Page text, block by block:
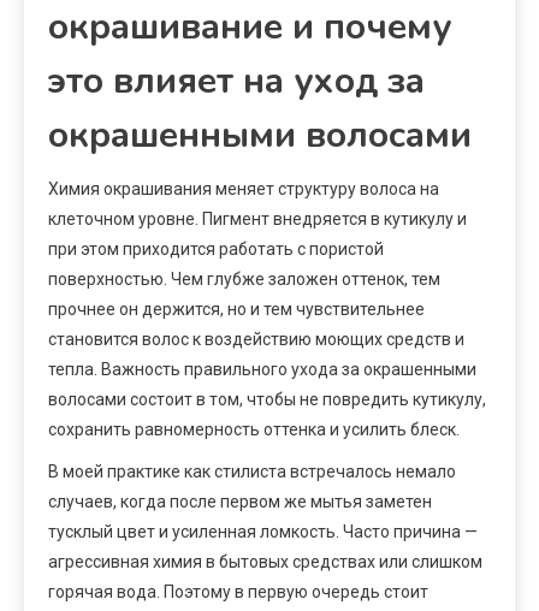
окрашивание и почему
это влияет на уход за
окрашенными волосами
Химия окрашивания меняет структуру волоса на
клеточном уровне. Пигмент внедряется в кутикулу и
при этом приходится работать с пористой
поверхностью. Чем глубже заложен оттенок, тем
прочнее он держится, но и тем чувствительнее
становится волос к воздействию моющих средств и
тепла. Важность правильного ухода за окрашенными
волосами состоит в том, чтобы не повредить кутикулу,
сохранить равномерность оттенка и усилить блеск.
В моей практике как стилиста встречалось немало
случаев, когда после первом же мытья заметен
тусклый цвет и усиленная ломкость. Часто причина —
агрессивная химия в бытовых средствах или слишком
горячая вода. Поэтому в первую очередь стоит